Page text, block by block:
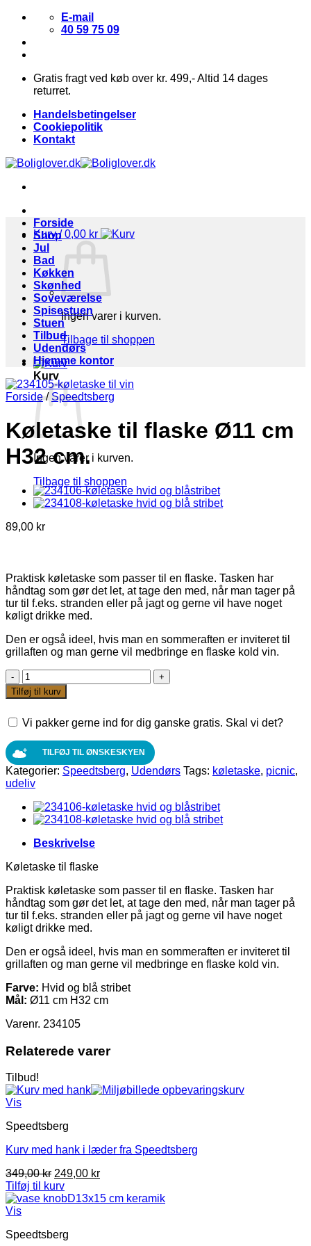
Fortsæt
indhold
E-mail
40 59 75 09
Gratis fragt ved køb over kr. 499,- Altid 14 dages
returret.
Handelsbetingelser
Cookiepolitik
Kontakt
Kurv /0,00 kr
Ingen varer i kurven.
Tilbage til shoppen
Kurv
Ingen varer i kurven.
Tilbage til shoppen
Forside
Shop
Jul
Bad
Køkken
Skønhed
Soveværelse
Spisestuen
Stuen
Tilbud
Udendørs
Hjemme kontor
Forside / Speedtsberg
Køletaske til flaske Ø11 cm
H32 cm.
89,00 kr
Praktisk køletaske som passer til en flaske. Tasken har
håndtag som gør det let, at tage den med, når man tager på
tur til f.eks. stranden eller på jagt og gerne vil have noget
køligt drikke med.
Den er også ideel, hvis man en sommeraften er inviteret til
grillaften og man gerne vil medbringe en flaske kold vin.
Køletaske
til
flaske
cm
cm.
antal
Tilføj til kurv
Vi pakker gerne ind for dig ganske gratis. Skal vi det?
TILFØJ TIL ØNSKESKYEN
Kategorier: Speedtsberg, Udendørs Tags: køletaske, picnic,
udeliv
Beskrivelse
Køletaske til flaske
Praktisk køletaske som passer til en flaske. Tasken har
håndtag som gør det let, at tage den med, når man tager på
tur til f.eks. stranden eller på jagt og gerne vil have noget
køligt drikke med.
Den er også ideel, hvis man en sommeraften er inviteret til
grillaften og man gerne vil medbringe en flaske kold vin.
Farve: Hvid og blå stribet
Mål: Ø11 cm H32 cm
Varenr. 234105
Relaterede varer
Tilbud!
Vis
Speedtsberg
Kurv med hank i læder fra Speedtsberg
349,00kr Den
oprindelige
pris
249,00 krDen
pris
Tilføj til kurv
Vis
Speedtsberg